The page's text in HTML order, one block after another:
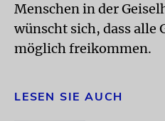
Menschen in der
wünscht sich, dass alle
möglich freikommen.
LESEN SIE AUCH